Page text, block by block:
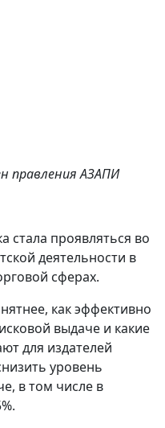
правления АЗАПИ
стала проявляться во
деятельности в
сферах.
как эффективно
выдаче и какие
для издателей
уровень
в том числе в